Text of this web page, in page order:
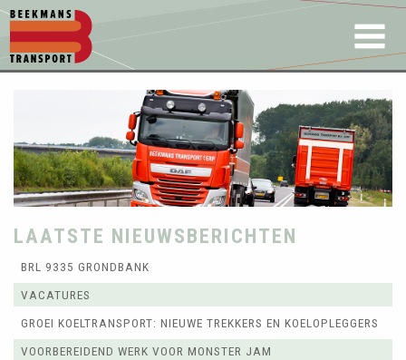
LAATSTE NIEUWSBERICHTEN
BRL 9335 GRONDBANK
VACATURES
GROEI KOELTRANSPORT: NIEUWE TREKKERS EN KOELOPLEGGERS
VOORBEREIDEND WERK VOOR MONSTER JAM